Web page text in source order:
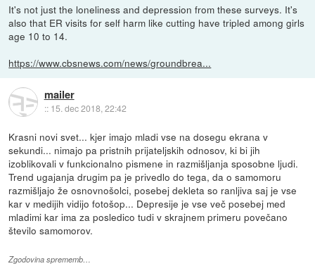
It's not just the loneliness and depression from these surveys. It's
also that ER visits for self harm like cutting have tripled among girls
age 10 to 14.
https://www.cbsnews.com/news/groundbrea...
mailer
:: 15. dec 2018, 22:42
Krasni novi svet... kjer imajo mladi vse na dosegu ekrana v
sekundi... nimajo pa pristnih prijateljskih odnosov, ki bi jih
izoblikovali v funkcionalno pismene in razmišljanja sposobne ljudi.
Trend ugajanja drugim pa je privedlo do tega, da o samomoru
razmišljajo že osnovnošolci, posebej dekleta so ranljiva saj je vse
kar v medijih vidijo fotošop... Depresije je vse več posebej med
mladimi kar ima za posledico tudi v skrajnem primeru povečano
število samomorov.
Zgodovina sprememb…